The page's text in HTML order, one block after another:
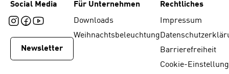
Social Media
Newsletter
Für Unternehmen
Downloads
Weihnachtsbeleuchtung
Rechtliches
Impressum
Barrierefreiheit
Cookie-